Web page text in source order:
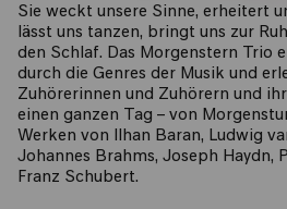
Sie weckt unsere Sinne, erheitert
lässt uns tanzen, bringt uns zur
den Schlaf. Das Morgenstern Trio
durch die Genres der Musik und
Zuhörerinnen und Zuhörern und
einen ganzen Tag – von
Werken von Ilhan Baran, Ludwig
Johannes Brahms, Joseph Haydn,
Franz Schubert.